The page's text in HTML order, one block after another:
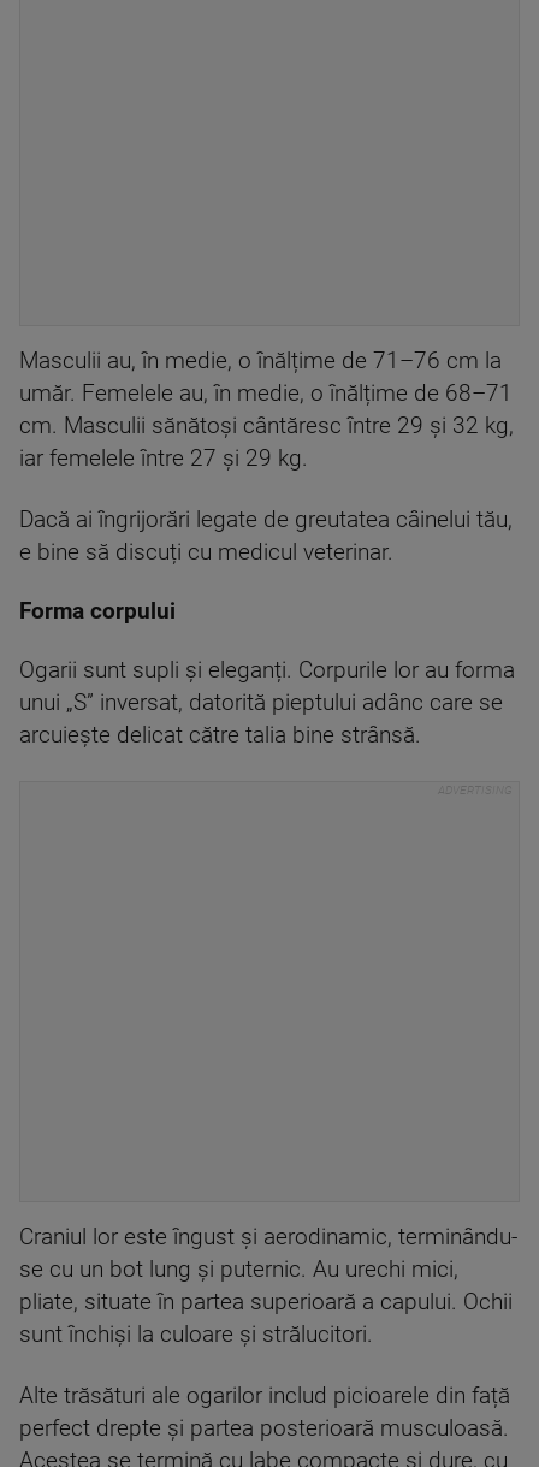
Masculii au, în medie, o înălțime de 71–76 cm la
umăr. Femelele au, în medie, o înălțime de 68–71
cm. Masculii sănătoși cântăresc între 29 și 32 kg,
iar femelele între 27 și 29 kg.
Dacă ai îngrijorări legate de greutatea câinelui tău,
e bine să discuți cu medicul veterinar.
Forma corpului
Ogarii sunt supli și eleganți. Corpurile lor au forma
unui „S” inversat, datorită pieptului adânc care se
arcuiește delicat către talia bine strânsă.
Craniul lor este îngust și aerodinamic, terminându-
se cu un bot lung și puternic. Au urechi mici,
pliate, situate în partea superioară a capului. Ochii
sunt închiși la culoare și strălucitori.
Alte trăsături ale ogarilor includ picioarele din față
perfect drepte și partea posterioară musculoasă.
Acestea se termină cu labe compacte și dure, cu